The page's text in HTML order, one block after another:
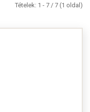
Tételek: 1 - 7 / 7 (1 oldal)